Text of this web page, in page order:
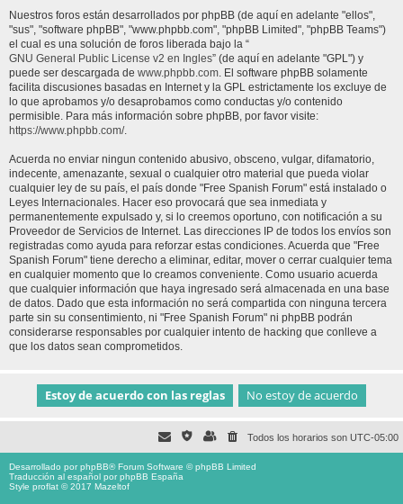
Nuestros foros están desarrollados por phpBB (de aquí en adelante "ellos",
"sus", "software phpBB", "www.phpbb.com", "phpBB Limited", "phpBB Teams")
el cual es una solución de foros liberada bajo la “
GNU General Public License v2 en Ingles” (de aquí en adelante "GPL") y
puede ser descargada de www.phpbb.com. El software phpBB solamente
facilita discusiones basadas en Internet y la GPL estrictamente los excluye de
lo que aprobamos y/o desaprobamos como conductas y/o contenido
permisible. Para más información sobre phpBB, por favor visite:
https://www.phpbb.com/.
Acuerda no enviar ningun contenido abusivo, obsceno, vulgar, difamatorio,
indecente, amenazante, sexual o cualquier otro material que pueda violar
cualquier ley de su país, el país donde "Free Spanish Forum" está instalado o
Leyes Internacionales. Hacer eso provocará que sea inmediata y
permanentemente expulsado y, si lo creemos oportuno, con notificación a su
Proveedor de Servicios de Internet. Las direcciones IP de todos los envíos son
registradas como ayuda para reforzar estas condiciones. Acuerda que "Free
Spanish Forum" tiene derecho a eliminar, editar, mover o cerrar cualquier tema
en cualquier momento que lo creamos conveniente. Como usuario acuerda
que cualquier información que haya ingresado será almacenada en una base
de datos. Dado que esta información no será compartida con ninguna tercera
parte sin su consentimiento, ni "Free Spanish Forum" ni phpBB podrán
considerarse responsables por cualquier intento de hacking que conlleve a
que los datos sean comprometidos.
Todos los horarios son UTC-05:00
Desarrollado porphpBB® Forum Software © phpBB Limited
Traducción al español porphpBB España
Style proflat © 2017 Mazeltof